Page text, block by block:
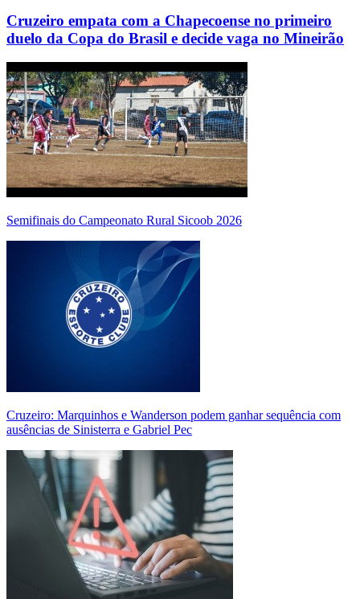
Cruzeiro empata com a Chapecoense no primeiro
duelo da Copa do Brasil e decide vaga no Mineirão
Semifinais do Campeonato Rural Sicoob 2026
Cruzeiro: Marquinhos e Wanderson podem ganhar sequência com
ausências de Sinisterra e Gabriel Pec